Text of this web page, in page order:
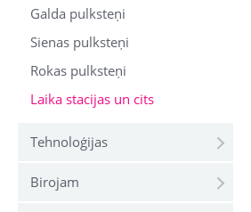
Galda pulksteņi
Sienas pulksteņi
Rokas pulksteņi
Laika stacijas un cits
Tehnoloģijas
Birojam